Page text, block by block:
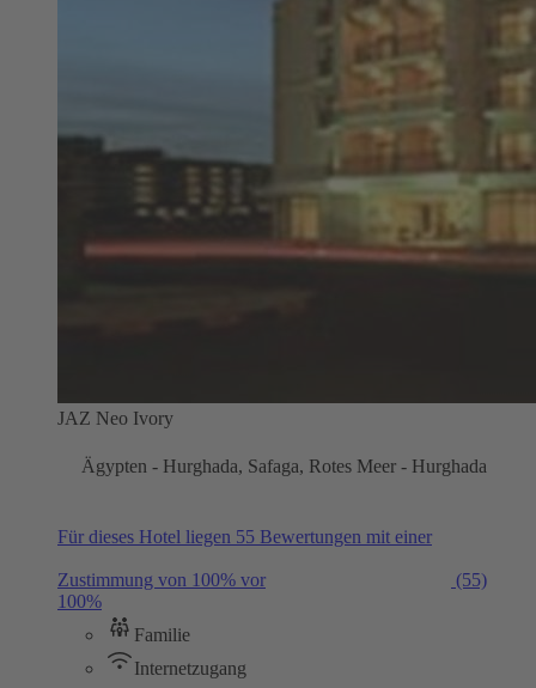
JAZ Neo Ivory
Ägypten - Hurghada, Safaga, Rotes Meer - Hurghada
Für dieses Hotel liegen 55 Bewertungen mit einer
Zustimmung von 100% vor
(55)
100%
Familie
Internetzugang